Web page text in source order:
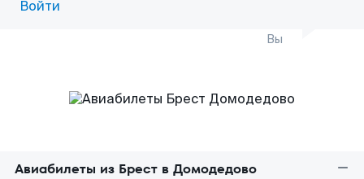
Войти
Вы
Авиабилеты из Брест в Домодедово